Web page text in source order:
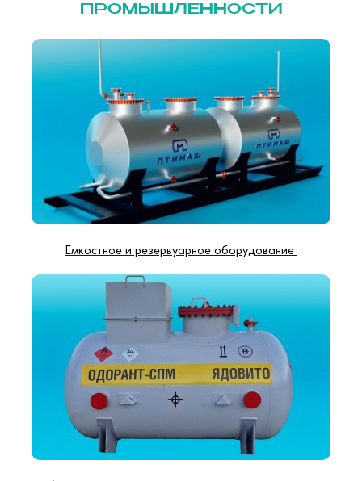
ПРОМЫШЛЕННОСТИ
Емкостное и резервуарное оборудование